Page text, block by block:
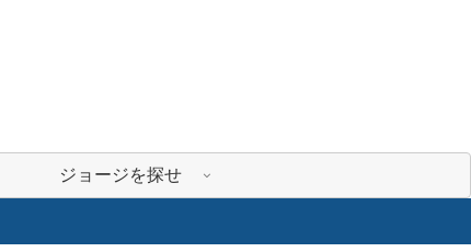
ジョージを探せ